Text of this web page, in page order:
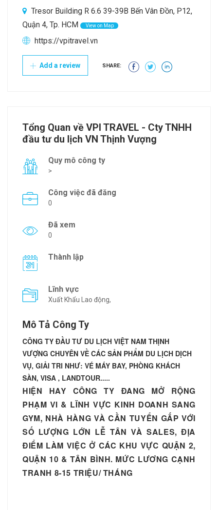
Tresor Building R 6.6 39-39B Bến Vân Đồn, P12,
Quận 4, Tp. HCM
View on Map
https://vpitravel.vn
Add a review SHARE:
Tổng Quan về VPI TRAVEL - Cty TNHH
đầu tư du lịch VN Thịnh Vượng
Quy mô công ty
>
Công việc đã đăng
0
Đã xem
0
Thành lập
Lĩnh vực
Xuất Khẩu Lao động,
Mô Tả Công Ty
CÔNG TY ĐẦU TƯ DU LỊCH VIỆT NAM THỊNH
VƯỢNG CHUYÊN VỀ CÁC SẢN PHẨM DU LỊCH DỊCH
VỤ, GIẢI TRI NHƯ: VÉ MÁY BAY, PHÒNG KHÁCH
SÀN, VISA , LANDTOUR.....
HIỆN HAY CÔNG TY ĐANG MỞ RỘNG
PHẠM VI & LĨNH VỰC KINH DOANH SANG
GYM, NHÀ HÀNG VÀ CẦN TUYỂN GẤP VỚI
SỐ LƯỢNG LỚN LỄ TÂN VÀ SALES, ĐỊA
ĐIỂM LÀM VIỆC Ở CÁC KHU VỰC QUẬN 2,
QUẬN 10 & TÂN BÌNH. MỨC LƯƠNG CẠNH
TRANH 8-15 TRIỆU/ THÁNG